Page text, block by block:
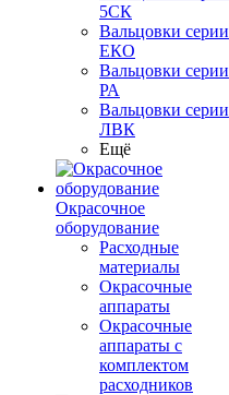
5СК
Вальцовки серии
ЕКО
Вальцовки серии
РА
Вальцовки серии
ЛВК
Ещё
Окрасочное
оборудование
Расходные
материалы
Окрасочные
аппараты
Окрасочные
аппараты с
комплектом
расходников